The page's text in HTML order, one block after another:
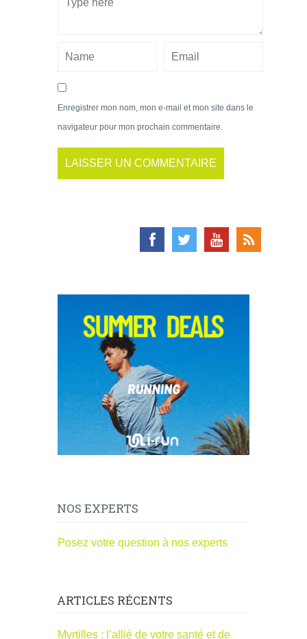
Enregistrer mon nom, mon e-mail et mon site dans le
navigateur pour mon prochain commentaire.
NOS EXPERTS
Posez votre question à nos experts
ARTICLES RÉCENTS
Myrtilles : l’allié de votre santé et de